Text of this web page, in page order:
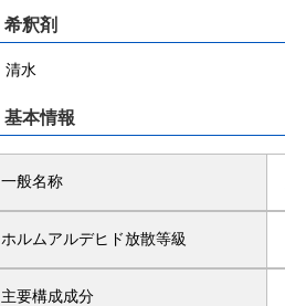
希釈剤
清水
基本情報
一般名称
ホルムアルデヒド放散等級
主要構成成分